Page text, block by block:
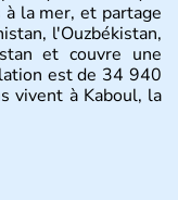
la mer, et partage
l'Ouzbékistan,
et couvre une
est de 34 940
vivent à Kaboul, la